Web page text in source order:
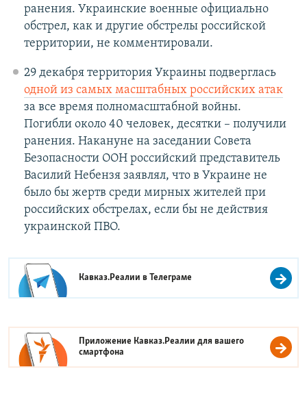
ранения. Украинские военные официально
обстрел, как и другие обстрелы российской
территории, не комментировали.
29 декабря территория Украины подверглась
одной из самых масштабных российских атак
за все время полномасштабной войны.
Погибли около 40 человек, десятки – получили
ранения. Накануне на заседании Совета
Безопасности ООН российский представитель
Василий Небензя заявлял, что в Украине не
было бы жертв среди мирных жителей при
российских обстрелах, если бы не действия
украинской ПВО.
Кавказ.Реалии вТелеграме
Приложение Кавказ.Реалии для вашего
смартфона